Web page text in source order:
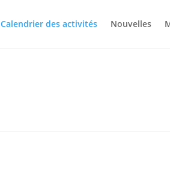
Calendrier des activités Nouvelles